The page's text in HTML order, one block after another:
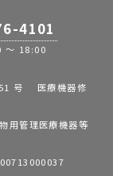
4101
～ 18:00
号 医療機器修
管理医療機器等